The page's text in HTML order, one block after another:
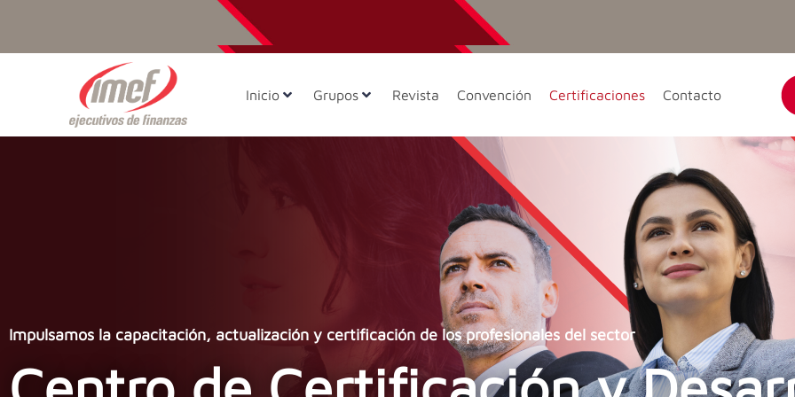
Inicio Grupos Revista Convención Certificaciones Contacto
Impulsamos la capacitación, actualización y certificación de los profesionales del sector